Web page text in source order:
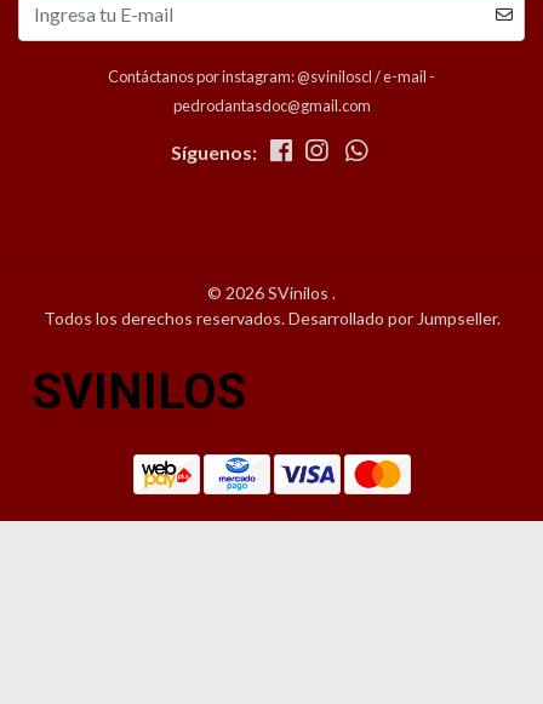
Contáctanos por instagram: @sviniloscl / e-mail -
pedrodantasdoc@gmail.com
Síguenos:
© 2026 SVinilos .
Todos los derechos reservados.Desarrollado por Jumpseller.
SVINILOS